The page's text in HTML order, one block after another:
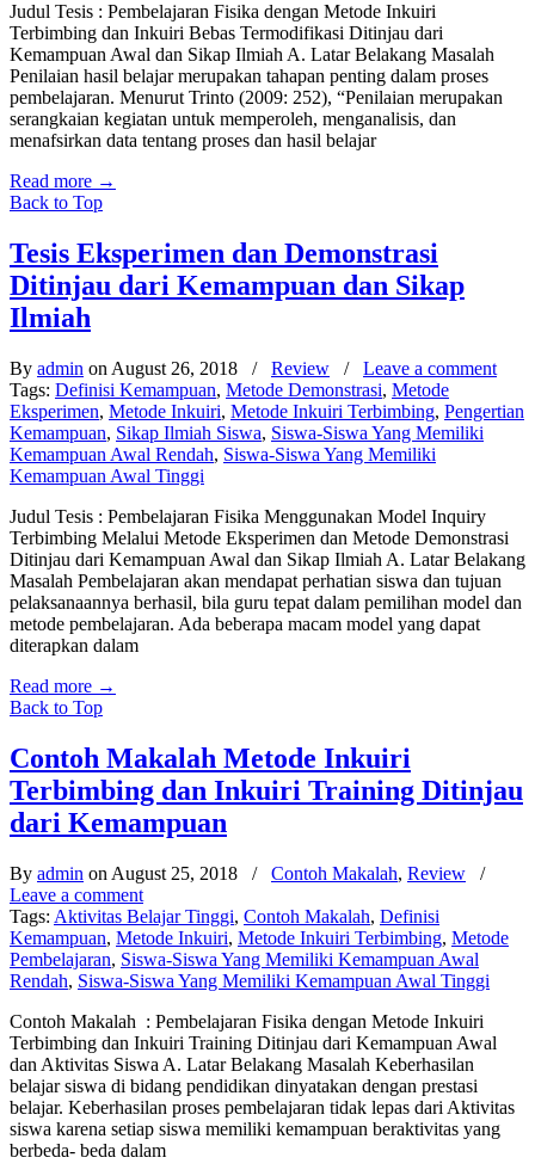
Judul Tesis : Pembelajaran Fisika dengan Metode Inkuiri
Terbimbing dan Inkuiri Bebas Termodifikasi Ditinjau dari
Kemampuan Awal dan Sikap Ilmiah A. Latar Belakang Masalah
Penilaian hasil belajar merupakan tahapan penting dalam proses
pembelajaran. Menurut Trinto (2009: 252), “Penilaian merupakan
serangkaian kegiatan untuk memperoleh, menganalisis, dan
menafsirkan data tentang proses dan hasil belajar
Read more →
Back to Top
Tesis Eksperimen dan Demonstrasi
Ditinjau dari Kemampuan dan Sikap
Ilmiah
By admin on August 26, 2018 / Review / Leave a comment
Tags: Definisi Kemampuan, Metode Demonstrasi, Metode
Eksperimen, Metode Inkuiri, Metode Inkuiri Terbimbing, Pengertian
Kemampuan, Sikap Ilmiah Siswa, Siswa-Siswa Yang Memiliki
Kemampuan Awal Rendah, Siswa-Siswa Yang Memiliki
Kemampuan Awal Tinggi
Judul Tesis : Pembelajaran Fisika Menggunakan Model Inquiry
Terbimbing Melalui Metode Eksperimen dan Metode Demonstrasi
Ditinjau dari Kemampuan Awal dan Sikap Ilmiah A. Latar Belakang
Masalah Pembelajaran akan mendapat perhatian siswa dan tujuan
pelaksanaannya berhasil, bila guru tepat dalam pemilihan model dan
metode pembelajaran. Ada beberapa macam model yang dapat
diterapkan dalam
Read more →
Back to Top
Contoh Makalah Metode Inkuiri
Terbimbing dan Inkuiri Training Ditinjau
dari Kemampuan
By admin on August 25, 2018 / Contoh Makalah, Review
/
Leave a comment
Tags: Aktivitas Belajar Tinggi, Contoh Makalah, Definisi
Kemampuan, Metode Inkuiri, Metode Inkuiri Terbimbing, Metode
Pembelajaran, Siswa-Siswa Yang Memiliki Kemampuan Awal
Rendah, Siswa-Siswa Yang Memiliki Kemampuan Awal Tinggi
Contoh Makalah : Pembelajaran Fisika dengan Metode Inkuiri
Terbimbing dan Inkuiri Training Ditinjau dari Kemampuan Awal
dan Aktivitas Siswa A. Latar Belakang Masalah Keberhasilan
belajar siswa di bidang pendidikan dinyatakan dengan prestasi
belajar. Keberhasilan proses pembelajaran tidak lepas dari Aktivitas
siswa karena setiap siswa memiliki kemampuan beraktivitas yang
berbeda- beda dalam